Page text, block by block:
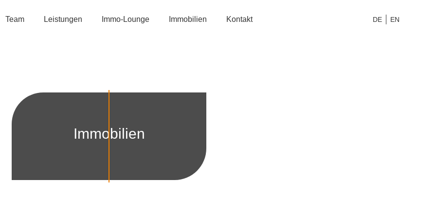
Team Leistungen Immo-Lounge Immobilien Kontakt DE EN
Immobilien